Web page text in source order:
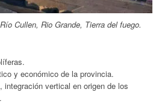
Cullen, Rio Grande, Tierra del fuego.
y económico de la provincia.
vertical en origen de los